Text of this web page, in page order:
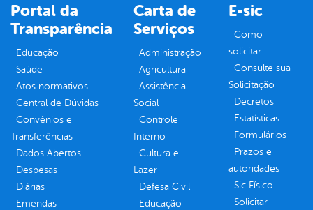
Portal da
Transparência
Educação
Saúde
Atos normativos
Central de Dúvidas
Convênios e
Transferências
Dados Abertos
Despesas
Diárias
Emendas
Carta de
Serviços
Administração
Agricultura
Assistência
Social
Controle
Interno
Cultura e
Lazer
Defesa Civil
Educação
E-sic
Como
solicitar
Consulte sua
Solicitação
Decretos
Estatísticas
Formulários
Prazos e
autoridades
Sic Físico
Solicitar